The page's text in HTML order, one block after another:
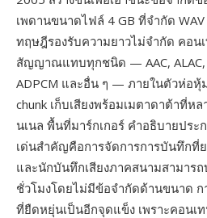
เพดานขนาดไฟล์ 4 GB ที่จำกัด
ทฤษฎีรองรับความยาวไม่จำกัด คอน
สัญญาณแทบทุกชนิด — AAC, ALAC,
ADPCM และอื่น ๆ — ภายในตัวห่อหุ้
chunk เก็บเสียงพร้อมเมตาดาต้าที่ห
นเนล พื้นที่มาร์กเกอร์ คำอธิบายปร
เด่นสำคัญคือการจัดการการบันทึกที่
และนักบันทึกเสียงภาคสนามสามารถ
ชั่วโมงโดยไม่มีข้อจำกัดด้านขนาด
ที่ยืดหยุ่นเป็นอีกจุดแข็ง เพราะคอนเท